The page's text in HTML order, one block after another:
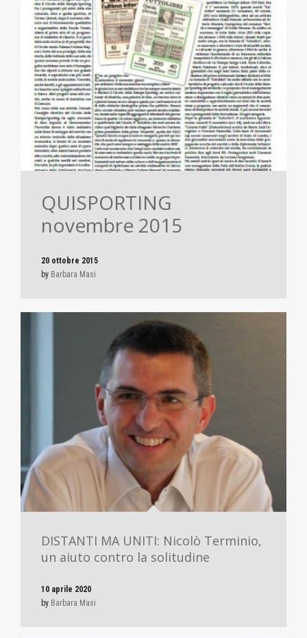
QUISPORTING
novembre 2015
20 ottobre 2015
by Barbara Masi
DISTANTI MA UNITI: Nicolò Terminio,
un aiuto contro la solitudine
10 aprile 2020
by Barbara Masi